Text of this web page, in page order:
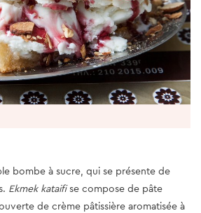
bombe à sucre, qui se présente de
Ekmek kataifise compose de pâte
de crème pâtissière aromatisée à